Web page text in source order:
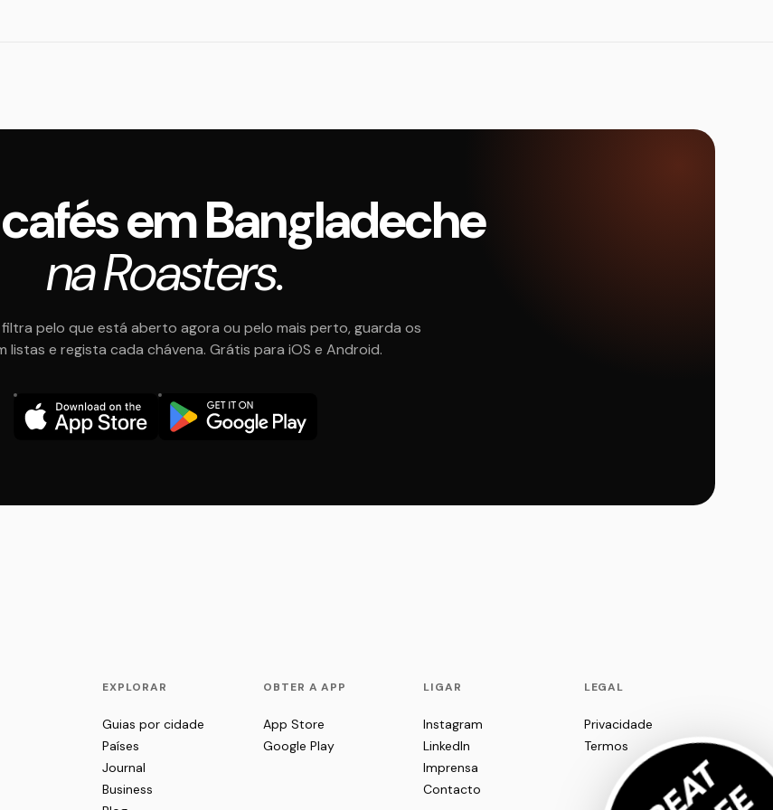
cafés em Bangladeche
na Roasters.
pelo que está aberto agora ou pelo mais perto, guarda os
listas e regista cada chávena. Grátis para iOS e Android.
EXPLORAR
Guias por cidade
Países
Journal
Business
OBTER A APP
App Store
Google Play
LIGAR
Instagram
LinkedIn
Imprensa
Contacto
LEGAL
Privacidade
Termos